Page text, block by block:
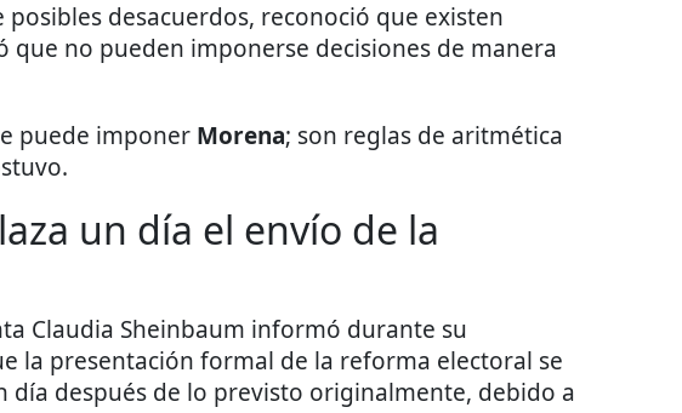
desacuerdos, reconoció que existen
que no pueden imponerse decisiones de manera
puede imponer Morena; son reglas de aritmética
un día el envío de la
Claudia Sheinbaum informó durante su
la presentación formal de la reforma electoral se
día después de lo previsto originalmente, debido a